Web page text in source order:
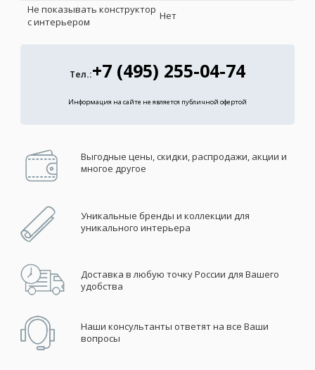
Не показывать конструктор
с интерьером
Нет
Тел.:+7 (495) 255-04-74
Информация на сайте не является публичной офертой
Выгодные цены, скидки, распродажи, акции и
многое другое
Уникальные бренды и коллекции для
уникального интерьера
Доставка в любую точку России для Вашего
удобства
Наши консультанты ответят на все Ваши
вопросы